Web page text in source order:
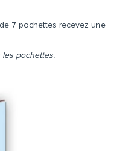
de 7 pochettes recevez une
les pochettes.